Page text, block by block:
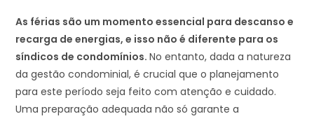
As férias são um momento essencial para descanso e
recarga de energias, e isso não é diferente para os
síndicos de condomínios.No entanto, dada a natureza
da gestão condominial, é crucial que o planejamento
para este período seja feito com atenção e cuidado.
Uma preparação adequada não só garante a